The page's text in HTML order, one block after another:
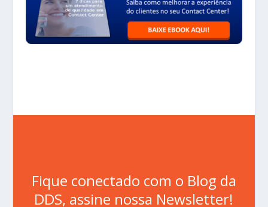
Fique conectado com o Blog da
DDS, assine nossa Newsletter!